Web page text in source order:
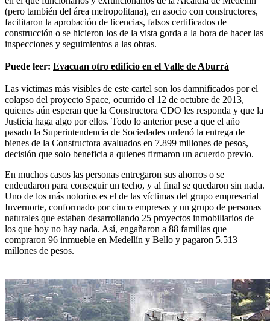
(pero también del área metropolitana), en asocio con constructores,
facilitaron la aprobación de licencias, falsos certificados de
construcción o se hicieron los de la vista gorda a la hora de hacer las
inspecciones y seguimientos a las obras.
Puede leer: Evacuan otro edificio en el Valle de Aburrá
Las víctimas más visibles de este cartel son los damnificados por el
colapso del proyecto Space, ocurrido el 12 de octubre de 2013,
quienes aún esperan que la Constructora CDO les responda y que la
Justicia haga algo por ellos. Todo lo anterior pese a que el año
pasado la Superintendencia de Sociedades ordenó la entrega de
bienes de la Constructora avaluados en 7.899 millones de pesos,
decisión que solo beneficia a quienes firmaron un acuerdo previo.
En muchos casos las personas entregaron sus ahorros o se
endeudaron para conseguir un techo, y al final se quedaron sin nada.
Uno de los más notorios es el de las víctimas del grupo empresarial
Invernorte, conformado por cinco empresas y un grupo de personas
naturales que estaban desarrollando 25 proyectos inmobiliarios de
los que hoy no hay nada. Así, engañaron a 88 familias que
compraron 96 inmueble en Medellín y Bello y pagaron 5.513
millones de pesos.